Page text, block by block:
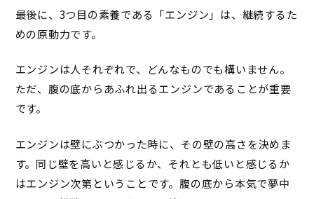
最後に、3つ目の素養である「エンジン」は、継続するた
めの原動力です。
エンジンは人それぞれで、どんなものでも構いません。
ただ、腹の底からあふれ出るエンジンであることが重要
です。
エンジンは壁にぶつかった時に、その壁の高さを決めま
す。同じ壁を高いと感じるか、それとも低いと感じるか
はエンジン次第ということです。腹の底から本気で夢中